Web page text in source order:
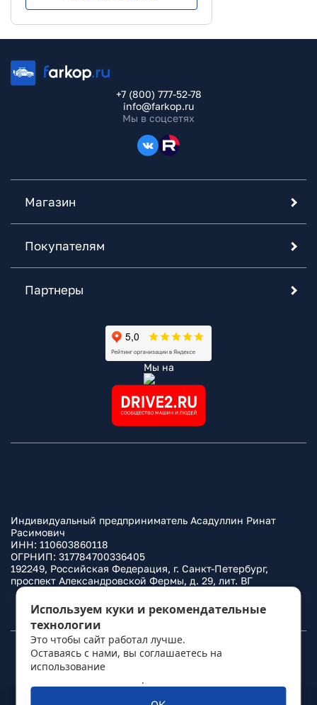
+7 (800) 777-52-78
info@farkop.ru
Мы в соцсетях
Магазин
Покупателям
Партнеры
Мы на
Индивидуальный предприниматель Асадуллин Ринат
Расимович
ИНН: 110603860118
ОГРНИП: 317784700336405
192249, Российская Федерация, г. Санкт-Петербург,
проспект Александровской Фермы, д. 29, лит. ВГ
Политика конфиденциальности
© 2010– 2026Фаркоп.ру
Используем куки и рекомендательные
технологии
Это чтобы сайт работал лучше.
Оставаясь с нами, вы соглашаетесь на
использование
.